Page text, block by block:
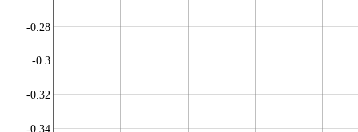
-0.34
-0.32
-0.3
-0.28